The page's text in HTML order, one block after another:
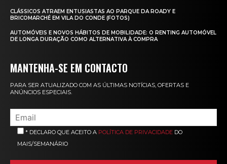
CLÁSSICOS ATRAEM ENTUSIASTAS AO PARQUE DA ROADY E
BRICOMARCHÉ EM VILA DO CONDE (FOTOS)
AUTOMÓVEIS E NOVOS HÁBITOS DE MOBILIDADE: O RENTING AUTOMÓVEL
DE LONGA DURAÇÃO COMO ALTERNATIVA À COMPRA
MANTENHA-SE EM CONTACTO
PARA SER ATUALIZADO COM AS ÚLTIMAS NOTÍCIAS, OFERTAS E
ANÚNCIOS ESPECIAIS.
* DECLARO QUE ACEITO A POLÍTICA DE PRIVACIDADE DO
MAIS/SEMANÁRIO